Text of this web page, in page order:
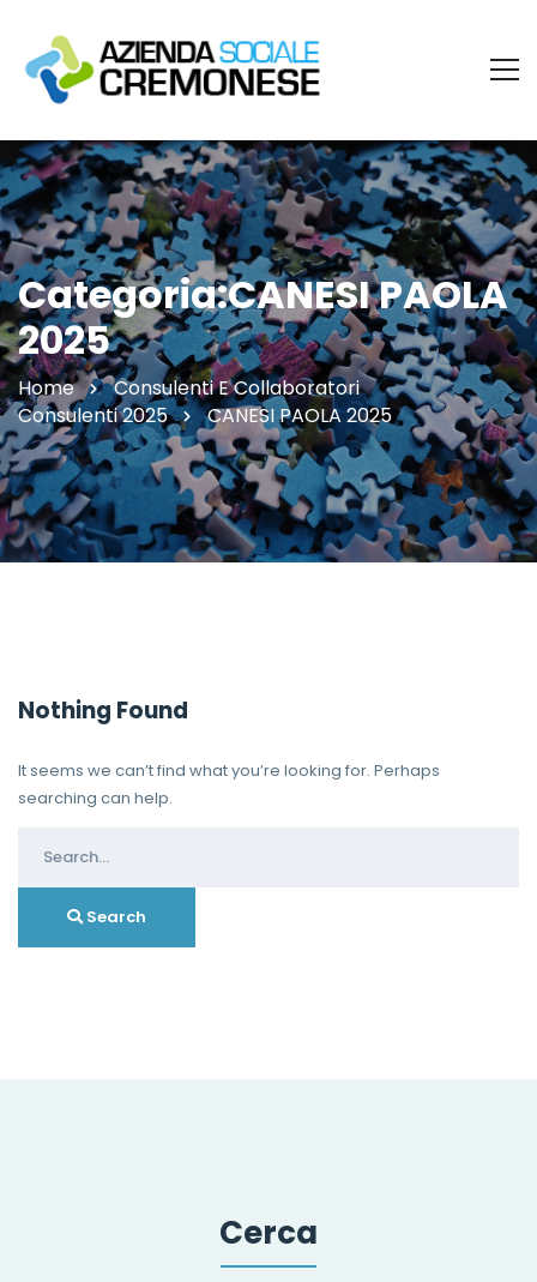
Categoria:CANESI PAOLA
2025
Home
Consulenti E Collaboratori
Consulenti 2025
CANESI PAOLA 2025
Nothing Found
It seems we can’t find what you’re looking for. Perhaps
searching can help.
for:
Search
Cerca